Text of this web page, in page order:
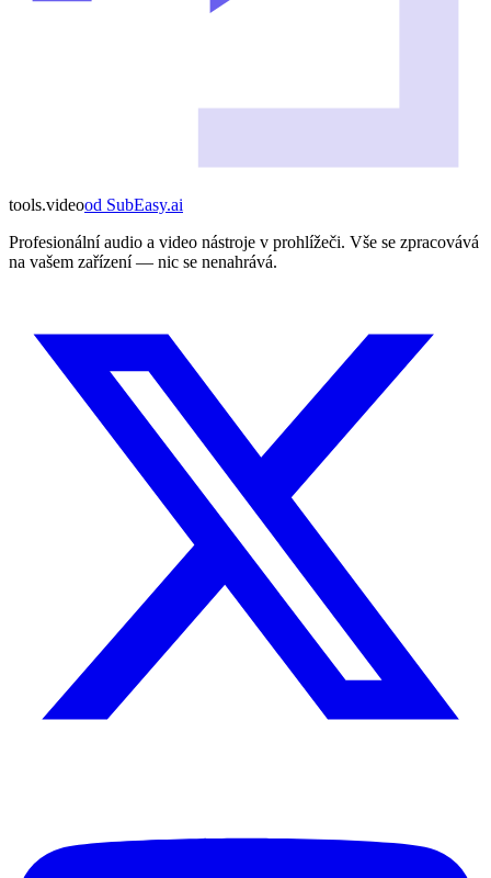
tools.videood SubEasy.ai
Profesionální audio a video nástroje v prohlížeči. Vše se zpracovává
na vašem zařízení — nic se nenahrává.